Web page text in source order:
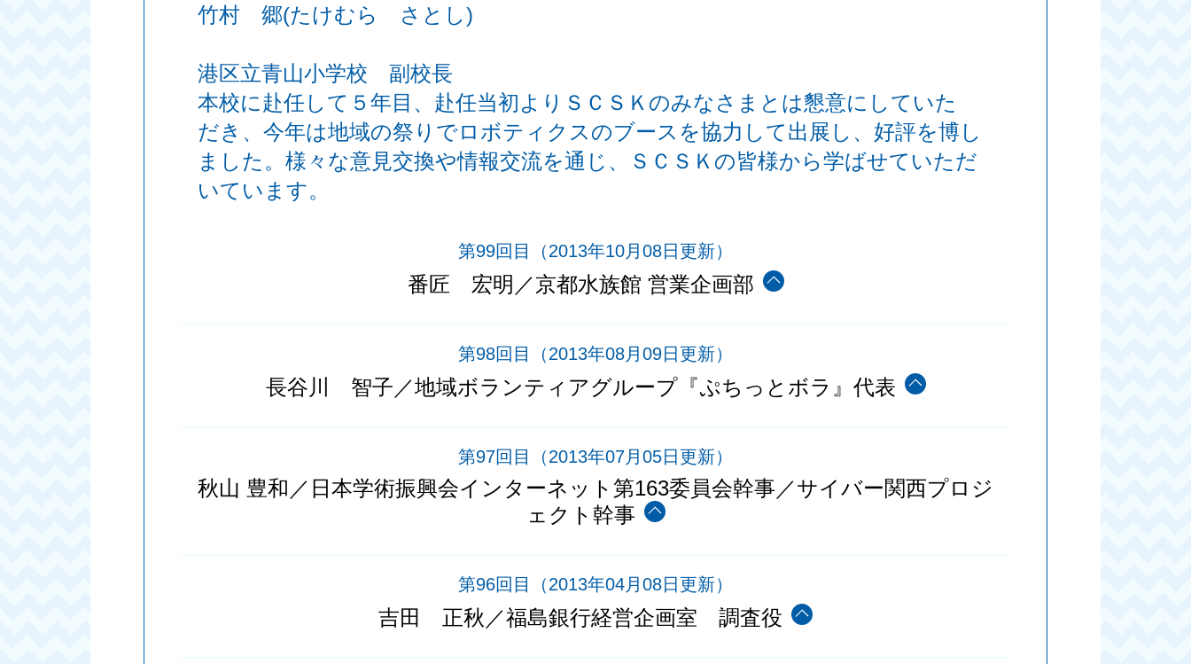
竹村 郷(たけむら さとし)
港区立青山小学校 副校長
本校に赴任して５年目、赴任当初よりＳＣＳＫのみなさまとは懇意にしていた
だき、今年は地域の祭りでロボティクスのブースを協力して出展し、好評を博し
ました。様々な意見交換や情報交流を通じ、ＳＣＳＫの皆様から学ばせていただ
いています。
第99回目 （2013年10月08日更新）
番匠 宏明／京都水族館 営業企画部
第98回目 （2013年08月09日更新）
長谷川 智子／地域ボランティアグループ『ぷちっとボラ』代表
第97回目 （2013年07月05日更新）
秋山 豊和／日本学術振興会インターネット第163委員会幹事／サイバー関西プロジ
ェクト幹事
第96回目 （2013年04月08日更新）
吉田 正秋／福島銀行経営企画室 調査役